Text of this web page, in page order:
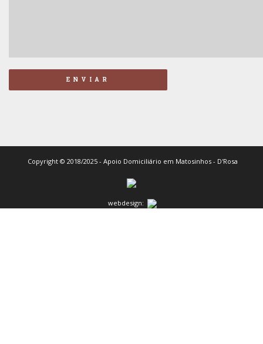
ENVIAR
Copyright © 2018/2025 - Apoio Domiciliário em Matosinhos - D'Rosa
webdesign: